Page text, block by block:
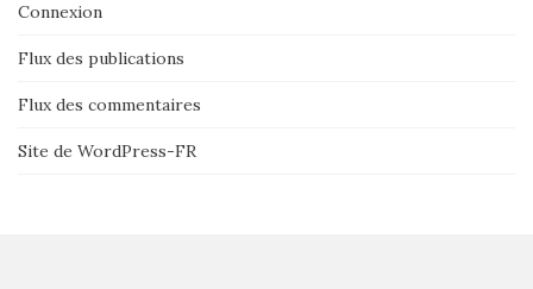
Connexion
Flux des publications
Flux des commentaires
Site de WordPress-FR